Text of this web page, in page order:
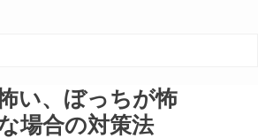
い、ぼっちが怖
場合の対策法